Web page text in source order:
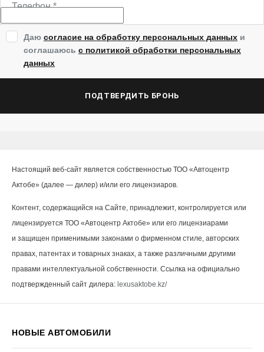
Телефон*
Даю согласие на обработку персональных данных и
соглашаюсь с политикой обработки персональных
данных
ПОДТВЕРДИТЬ БРОНЬ
Настоящий веб-сайт является собственностью ТОО «Автоцентр
Актобе» (далее — дилер) и/или его лицензиаров.
Контент, содержащийся на Сайте, принадлежит, контролируется или
лицензируется ТОО «Автоцентр Актобе» или его лицензиарами
и защищен применимыми законами о фирменном стиле, авторских
правах, патентах и товарных знаках, а также различными другими
правами интеллектуальной собственности. Ссылка на официально
подтвержденный сайт дилера: lexusaktobe.kz/
НОВЫЕ АВТОМОБИЛИ